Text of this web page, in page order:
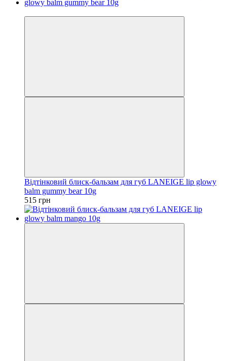
Відтінковий блиск-бальзам для губ LANEIGE lip glowy
balm gummy bear 10g
515 грн